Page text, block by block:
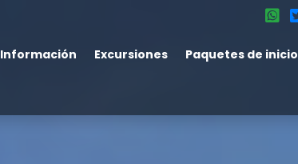
Información Excursiones Paquetes de inicio